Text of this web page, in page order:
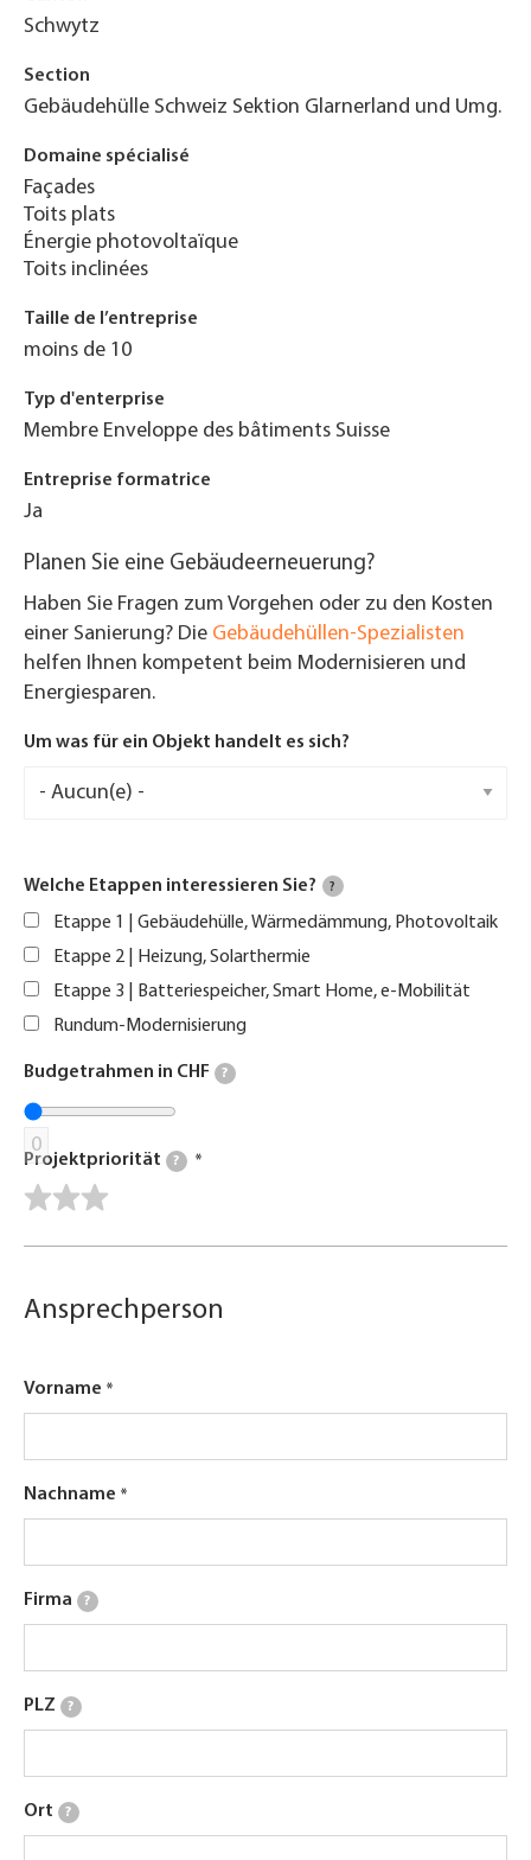
Schwytz
Section
Gebäudehülle Schweiz Sektion Glarnerland und Umg.
Domaine spécialisé
Façades
Toits plats
Énergie photovoltaïque
Toits inclinées
Taille de l’entreprise
moins de 10
Typ d'enterprise
Membre Enveloppe des bâtiments Suisse
Entreprise formatrice
Ja
Planen Sie eine Gebäudeerneuerung?
Haben Sie Fragen zum Vorgehen oder zu den Kosten
einer Sanierung? Die Gebäudehüllen-Spezialisten
helfen Ihnen kompetent beim Modernisieren und
Energiesparen.
Um was für ein Objekt handelt es sich?
Welche Etappen interessieren Sie? ?
Etappe 1 | Gebäudehülle, Wärmedämmung, Photovoltaik
Etappe 2 | Heizung, Solarthermie
Etappe 3 | Batteriespeicher, Smart Home, e-Mobilität
Rundum-Modernisierung
Budgetrahmen in CHF ?
0
Projektpriorität ?
Ansprechperson
Vorname
Nachname
Firma ?
PLZ ?
Ort ?